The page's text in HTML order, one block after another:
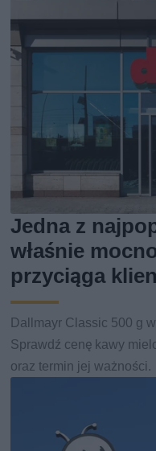
Jedna z
właśnie
przyciąga
Dallmayr Classic 500 g
Sprawdź cenę kawy
oraz termin jej ważności.